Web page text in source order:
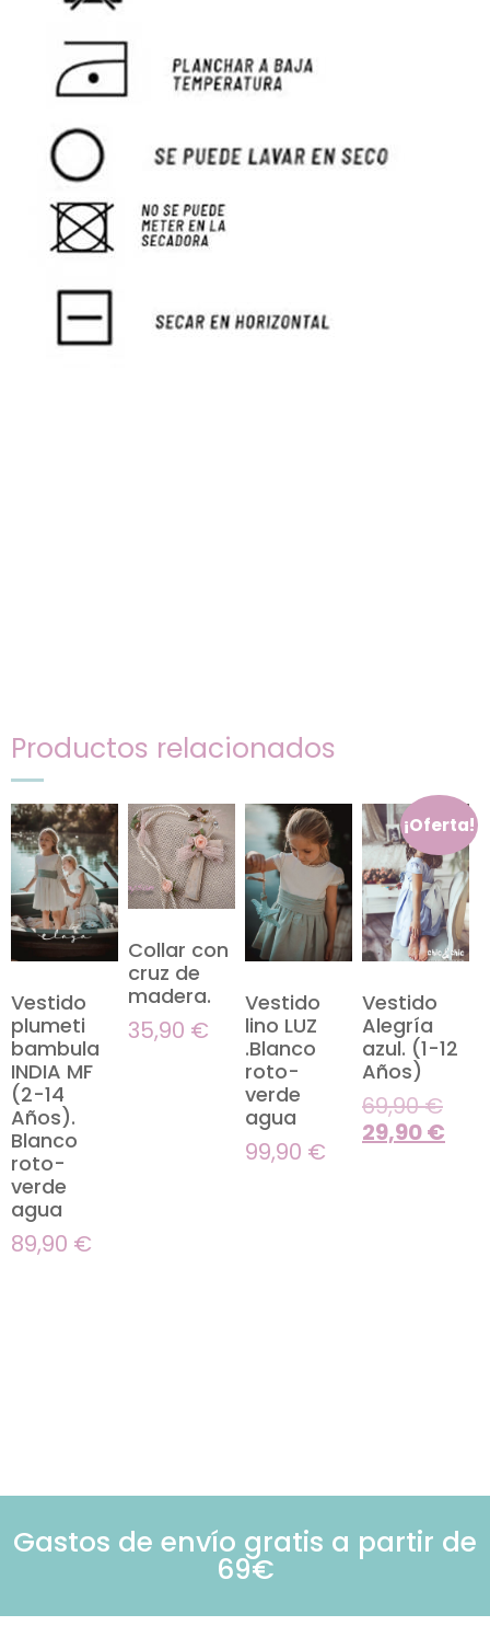
Productos relacionados
Vestido
plumeti
bambula
INDIA MF
(2-14
Años).
Blanco
roto-
verde
agua
89,90 €
¡Oferta!
Vestido
Alegría
azul. (1-12
Años)
69,90€
29,90€
Collar con
cruz de
madera.
35,90 €
Vestido
lino LUZ
.Blanco
roto-
verde
agua
99,90 €
Gastos de envío gratis a partir de
69€